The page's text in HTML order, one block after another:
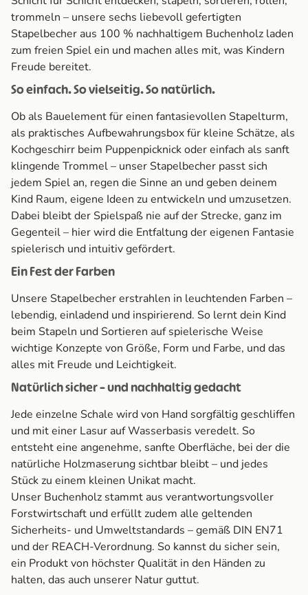
trommeln – unsere sechs liebevoll gefertigten
Stapelbecher aus 100 % nachhaltigem Buchenholz laden
zum freien Spiel ein und machen alles mit, was Kindern
Freude bereitet.
So einfach. So vielseitig. So natürlich.
Ob als Bauelement für einen fantasievollen Stapelturm,
als praktisches Aufbewahrungsbox für kleine Schätze, als
Kochgeschirr beim Puppenpicknick oder einfach als sanft
klingende Trommel – unser Stapelbecher passt sich
jedem Spiel an, regen die Sinne an und geben deinem
Kind Raum, eigene Ideen zu entwickeln und umzusetzen.
Dabei bleibt der Spielspaß nie auf der Strecke, ganz im
Gegenteil – hier wird die Entfaltung der eigenen Fantasie
spielerisch und intuitiv gefördert.
Ein Fest der Farben
Unsere Stapelbecher erstrahlen in leuchtenden Farben –
lebendig, einladend und inspirierend. So lernt dein Kind
beim Stapeln und Sortieren auf spielerische Weise
wichtige Konzepte von Größe, Form und Farbe, und das
alles mit Freude und Leichtigkeit.
Natürlich sicher – und nachhaltig gedacht
Jede einzelne Schale wird von Hand sorgfältig geschliffen
und mit einer Lasur auf Wasserbasis veredelt. So
entsteht eine angenehme, sanfte Oberfläche, bei der die
natürliche Holzmaserung sichtbar bleibt – und jedes
Stück zu einem kleinen Unikat macht.
Unser Buchenholz stammt aus verantwortungsvoller
Forstwirtschaft und erfüllt zudem alle geltenden
Sicherheits- und Umweltstandards – gemäß DIN EN71
und der REACH-Verordnung. So kannst du sicher sein,
ein Produkt von höchster Qualität in den Händen zu
halten, das auch unserer Natur guttut.